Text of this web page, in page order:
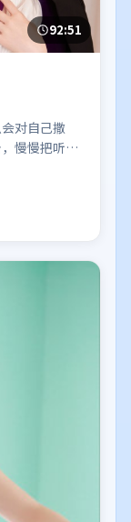
92:51
对自己撒
慢慢把听众